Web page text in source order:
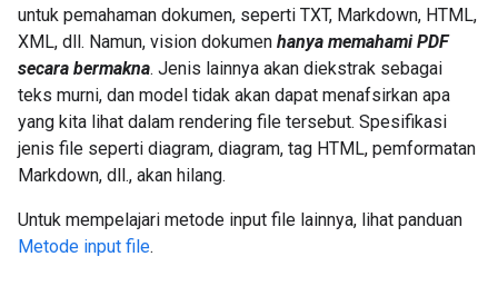
untuk pemahaman dokumen, seperti TXT, Markdown, HTML,
XML, dll. Namun, vision dokumen hanya memahami PDF
secara bermakna. Jenis lainnya akan diekstrak sebagai
teks murni, dan model tidak akan dapat menafsirkan apa
yang kita lihat dalam rendering file tersebut. Spesifikasi
jenis file seperti diagram, diagram, tag HTML, pemformatan
Markdown, dll., akan hilang.
Untuk mempelajari metode input file lainnya, lihat panduan
Metode input file.